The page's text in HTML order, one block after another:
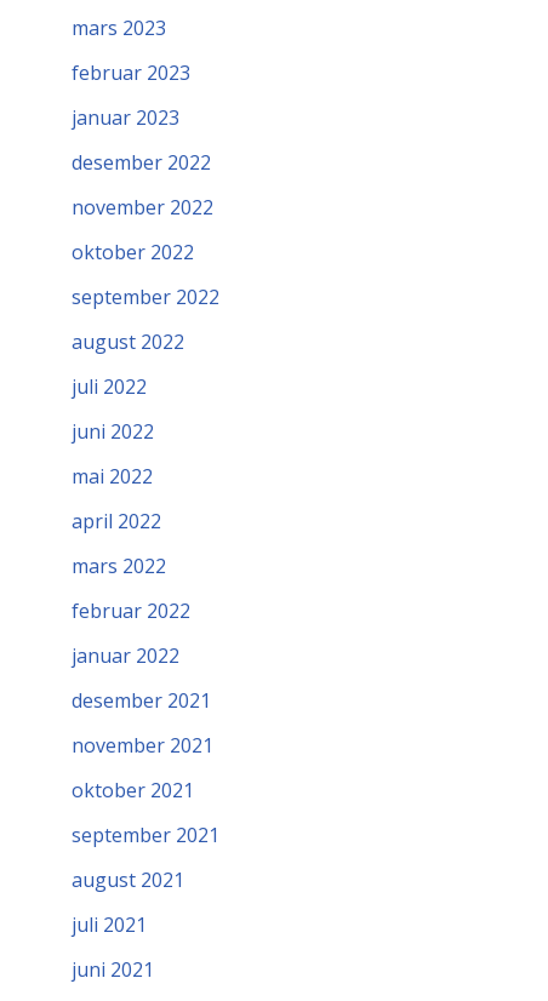
mars 2023
februar 2023
januar 2023
desember 2022
november 2022
oktober 2022
september 2022
august 2022
juli 2022
juni 2022
mai 2022
april 2022
mars 2022
februar 2022
januar 2022
desember 2021
november 2021
oktober 2021
september 2021
august 2021
juli 2021
juni 2021